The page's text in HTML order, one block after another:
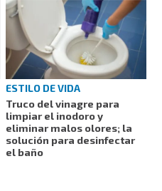
ESTILO DE VIDA
Truco del vinagre para
limpiar el inodoro y
eliminar malos olores; la
solución para desinfectar
el baño